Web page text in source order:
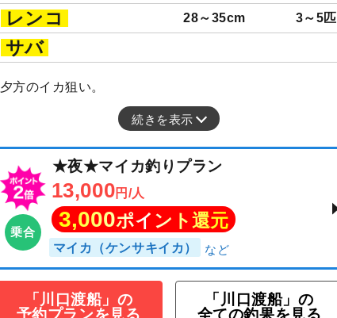
レンコ 28～35cm 3～5匹
サバ
夕方のイカ狙い。
続きを表示
乗合
★夜★マイカ釣りプラン
13,000
3,000 ポイント還元
「川口渡船」の
予約プランを見る
「川口渡船」の
全ての釣果を見る